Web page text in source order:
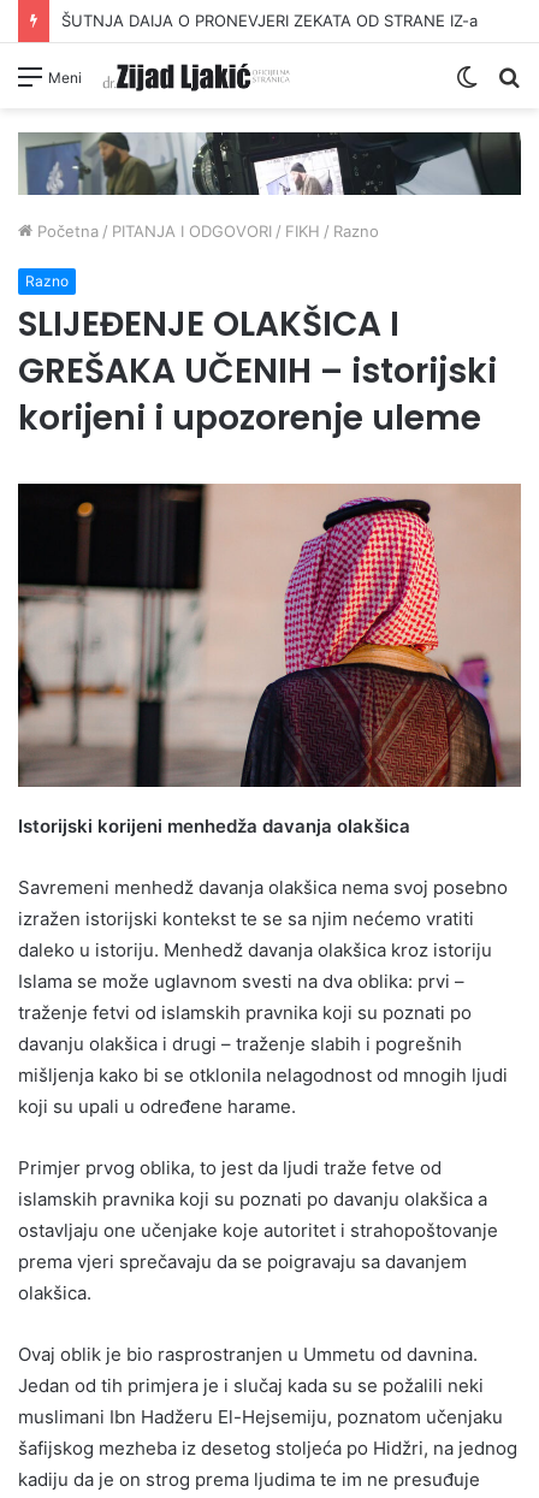
ŠUTNJA DAIJA O PRONEVJERI ZEKATA OD STRANE IZ-a
Meni
Switch
Početna / PITANJA I ODGOVORI / FIKH / Razno
Razno
SLIJEĐENJE OLAKŠICA I
GREŠAKA UČENIH – istorijski
korijeni i upozorenje uleme
Istorijski korijeni menhedža davanja olakšica
Savremeni menhedž davanja olakšica nema svoj posebno
izražen istorijski kontekst te se sa njim nećemo vratiti
daleko u istoriju. Menhedž davanja olakšica kroz istoriju
Islama se može uglavnom svesti na dva oblika: prvi –
traženje fetvi od islamskih pravnika koji su poznati po
davanju olakšica i drugi – traženje slabih i pogrešnih
mišljenja kako bi se otklonila nelagodnost od mnogih ljudi
koji su upali u određene harame.
Primjer prvog oblika, to jest da ljudi traže fetve od
islamskih pravnika koji su poznati po davanju olakšica a
ostavljaju one učenjake koje autoritet i strahopoštovanje
prema vjeri sprečavaju da se poigravaju sa davanjem
olakšica.
Ovaj oblik je bio rasprostranjen u Ummetu od davnina.
Jedan od tih primjera je i slučaj kada su se požalili neki
muslimani Ibn Hadžeru El-Hejsemiju, poznatom učenjaku
šafijskog mezheba iz desetog stoljeća po Hidžri, na jednog
kadiju da je on strog prema ljudima te im ne presuđuje